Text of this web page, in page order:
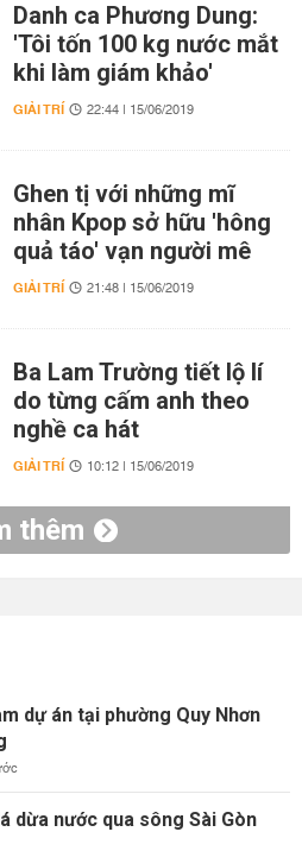
Danh ca Phương Dung:
'Tôi tốn 100 kg nước mắt
khi làm giám khảo'
GIẢI TRÍ 22:44 | 15/06/2019
Ghen tị với những mĩ
nhân Kpop sở hữu 'hông
quả táo' vạn người mê
GIẢI TRÍ 21:48 | 15/06/2019
Ba Lam Trường tiết lộ lí
do từng cấm anh theo
nghề ca hát
GIẢI TRÍ 10:12 | 15/06/2019
thêm
dự án tại phường Quy Nhơn
dừa nước qua sông Sài Gòn